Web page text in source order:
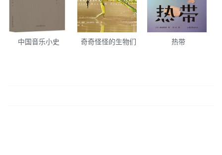
中国音乐小史 奇奇怪怪的生物们 热带